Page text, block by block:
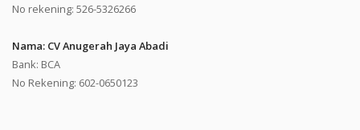
No rekening: 526-5326266
Nama: CV Anugerah Jaya Abadi
Bank: BCA
No Rekening: 602-0650123